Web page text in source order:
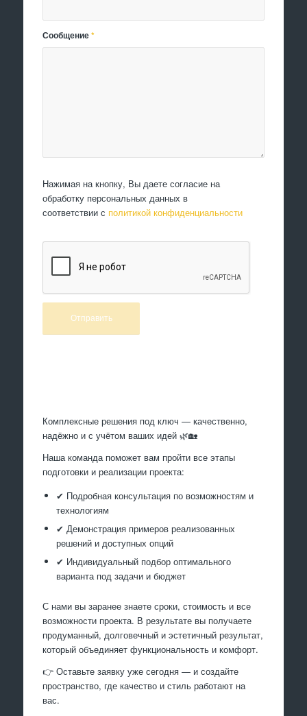
Сообщение*
Нажимая на кнопку, Вы даете согласие на
обработку персональных данных в
соответствии с политикой конфиденциальности
Комплексные решения под ключ — качественно,
надёжно и с учётом ваших идей 🌿🏡
Наша команда поможет вам пройти все этапы
подготовки и реализации проекта:
✔ Подробная консультация по возможностям и
технологиям
✔ Демонстрация примеров реализованных
решений и доступных опций
✔ Индивидуальный подбор оптимального
варианта под задачи и бюджет
С нами вы заранее знаете сроки, стоимость и все
возможности проекта. В результате вы получаете
продуманный, долговечный и эстетичный результат,
который объединяет функциональность и комфорт.
👉 Оставьте заявку уже сегодня — и создайте
пространство, где качество и стиль работают на
вас.